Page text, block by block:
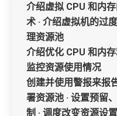
介绍虚拟 CPU 和内
术 · 介绍虚拟机的过
理资源池
介绍优化 CPU 和内
监控资源使用情况
创建并使用警报来报
署资源池 · 设置预留
制 · 调度改变资源设置